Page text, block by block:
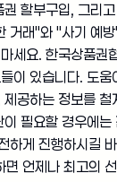
할부구입, 그리
거래"와 "사기 예
세요. 한국상품권
이 있습니다. 도움
공하는 정보를 철
필요할 경우에는
하게 진행하시길
면 언제나 최고의